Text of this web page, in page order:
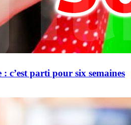
: c’est parti pour six semaines